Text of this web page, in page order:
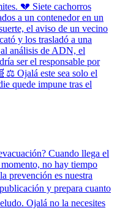
💔 Siete cachorros
a un contenedor en un
el aviso de un vecino
y los trasladó a una
análisis de ADN, el
ser el responsable por
Ojalá este sea solo el
quede impune tras el
Cuando llega el
no hay tiempo
prevención es nuestra
y prepara cuanto
Ojalá no la necesites